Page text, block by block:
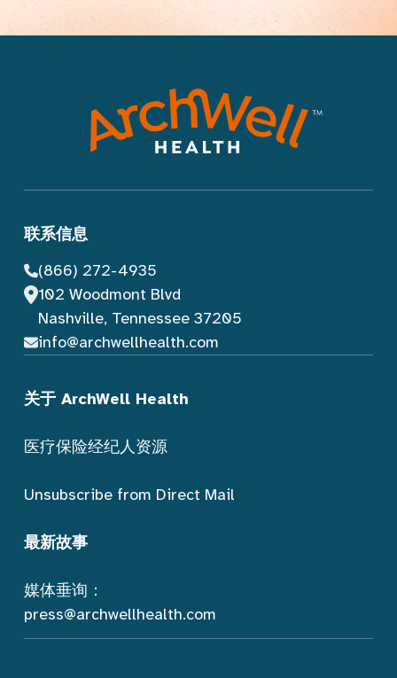
联系信息
(866) 272-4935
102 Woodmont Blvd
Nashville, Tennessee 37205
info@archwellhealth.com
关于 ArchWell Health
医疗保险经纪人资源
Unsubscribe from Direct Mail
最新故事
媒体垂询：
press@archwellhealth.com